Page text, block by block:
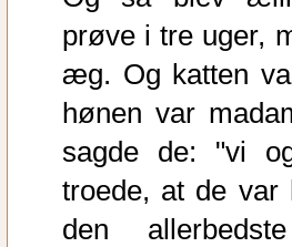
prøve i tre uger,
æg. Og katten
hønen var
sagde de: "vi
troede, at de var
den